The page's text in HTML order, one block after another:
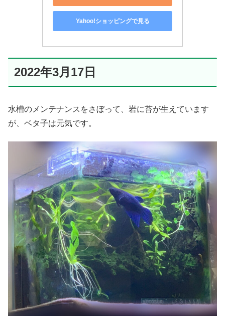
Yahoo!ショッピングで見る
2022年3月17日
水槽のメンテナンスをさぼって、岩に苔が生えています
が、ベタ子は元気です。